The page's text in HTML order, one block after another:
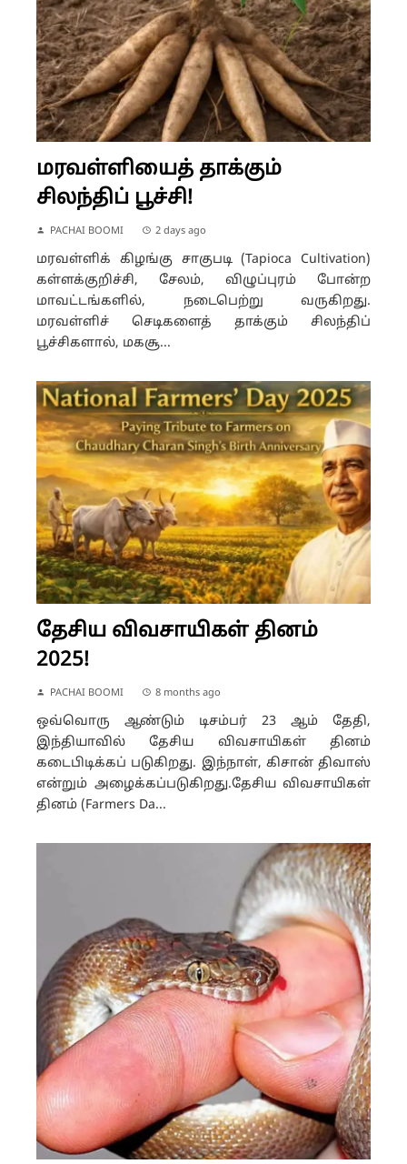
மரவள்ளியைத் தாக்கும்
சிலந்திப் பூச்சி!
PACHAI BOOMI 2 days ago
மரவள்ளிக் கிழங்கு சாகுபடி (Tapioca Cultivation)
கள்ளக்குறிச்சி, சேலம், விழுப்புரம் போன்ற
மாவட்டங்களில், நடைபெற்று வருகிறது.
மரவள்ளிச் செடிகளைத் தாக்கும் சிலந்திப்
பூச்சிகளால், மகசூ...
தேசிய விவசாயிகள் தினம்
2025!
PACHAI BOOMI 8 months ago
ஒவ்வொரு ஆண்டும் டிசம்பர் 23 ஆம் தேதி,
இந்தியாவில் தேசிய விவசாயிகள் தினம்
கடைபிடிக்கப் படுகிறது. இந்நாள், கிசான் திவாஸ்
என்றும் அழைக்கப்படுகிறது.தேசிய விவசாயிகள்
தினம் (Farmers Da...